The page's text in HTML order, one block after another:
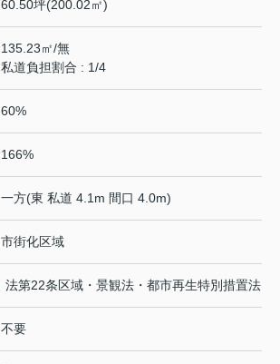
60.50坪(200.02㎡)
135.23㎡/無
私道負担割合 : 1/4
60%
166%
一方(東 私道 4.1m 間口 4.0m)
市街化区域
法第22条区域・景観法・都市再生特別措置法
不要